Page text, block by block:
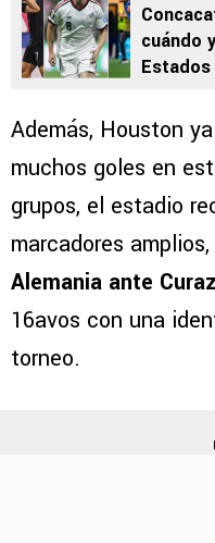
cuándo
Estados
Además, Houston
muchos goles en
grupos, el estadio
marcadores
Alemania ante
16avos con una
torneo.